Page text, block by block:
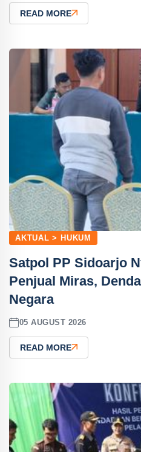
READ MORE
AKTUAL > HUKUM
Satpol PP Sidoarjo
Penjual Miras,
Negara
05 AUGUST 2026
READ MORE